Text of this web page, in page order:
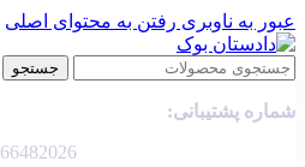
عبور به ناوبری رفتن به محتوای اصلی
جستجو
شماره پشتیبانی:
66482026